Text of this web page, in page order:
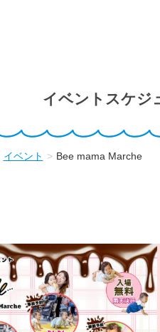
イベントスケジ
イベント Bee mama Marche